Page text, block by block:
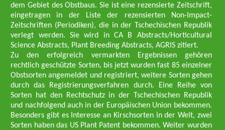
dem Gebiet des Obstbaus. Sie ist eine rezensierte Zeitschrift,
eingetragen in der Liste der rezensierten Non-Impact-
Zeitschriften (Periodiken), die in der Tschechischen Republik
verlegt werden. Sie wird in CA B Abstracts/Horticultural
Science Abstracts, Plant Breeding Abstracts, AGRIS zitiert.
Zu den erfolgreich vermarkten Ergebnissen gehören
rechtlich geschützte Sorten, bis jetzt wurden fast 85 einzelner
Obstsorten angemeldet und registriert, weitere Sorten gehen
durch das Registrierungsverfahren durch. Eine Reihe von
Sorten hat den Rechtschutz in der Tschechischen Republik
und nachfolgend auch in der Europäischen Union bekommen.
Besonders gibt es Interesse an Kirschsorten in der Welt, zwei
Sorten haben das US Plant Patent bekommen. Weiter wurden